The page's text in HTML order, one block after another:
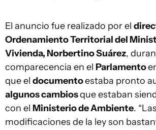
El anuncio fue realizado por el
Ordenamiento Territorial del
Vivienda, Norbertino Suárez,
comparecencia en el Parlamento
que el documentoestaba pronto
algunos cambiosque estaban
con el Ministerio de Ambiente. “Las
modificaciones de la ley son